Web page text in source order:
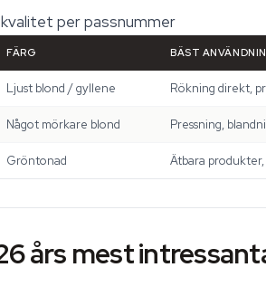
per passnummer
FÄRG BÄST
Ljust blond / gyllene Rökning direkt,
Något mörkare blond Pressning,
Gröntonad Ätbara
års mest